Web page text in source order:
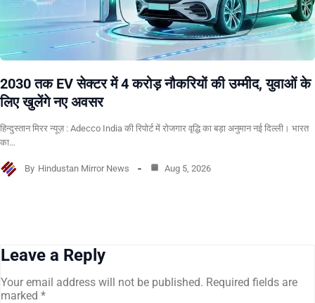
2030 तक EV सेक्टर में 4 करोड़ नौकरियों की उम्मीद, युवाओं के
लिए खुलेंगे नए अवसर
हिन्दुस्तान मिरर न्यूज़ : Adecco India की रिपोर्ट में रोजगार वृद्धि का बड़ा अनुमान नई दिल्ली। भारत
का…
By Hindustan Mirror News Aug 5, 2026
Leave a Reply
Your email address will not be published. Required fields are
marked *